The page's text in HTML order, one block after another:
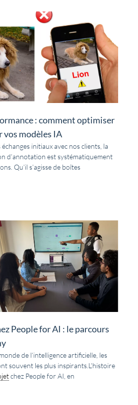
: comment optimiser
vos modèles IA
initiaux avec nos clients, la
d’annotation est systématiquement
Qu’il s’agisse de boîtes
People for AI : le parcours
de l’intelligence artificielle, les
souvent les plus inspirants.L’histoire
chez People for AI, en